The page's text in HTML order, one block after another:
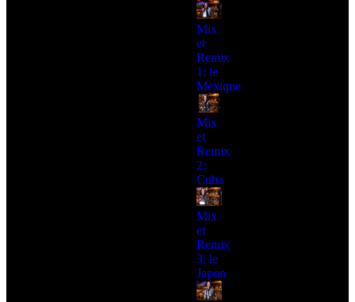
Mix
et
Remix
1: le
Mexique
Mix
et
Remix
2:
Cuba
Mix
et
Remix
3: le
Japon